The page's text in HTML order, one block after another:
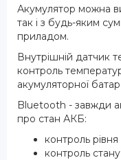
Акумулятор можна
так і з будь-яким
приладом.
Внутрішній датчик
контроль
акумуляторної
Bluetooth - завжди
про стан АКБ:
контроль
контроль